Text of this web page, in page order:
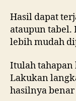
Hasil dapat
ataupun tabel.
lebih mudah
Itulah tahapan
Lakukan
hasilnya